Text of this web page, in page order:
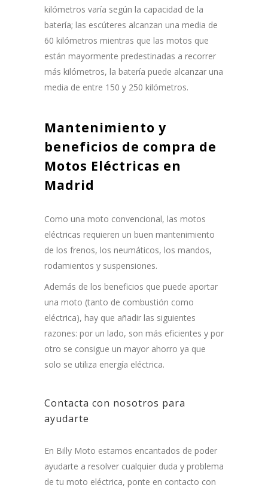
kilómetros varía según la capacidad de la
batería; las escúteres alcanzan una media de
60 kilómetros mientras que las motos que
están mayormente predestinadas a recorrer
más kilómetros, la batería puede alcanzar una
media de entre 150 y 250 kilómetros.
Mantenimiento y
beneficios de compra de
Motos Eléctricas en
Madrid
Como una moto convencional, las motos
eléctricas requieren un buen mantenimiento
de los frenos, los neumáticos, los mandos,
rodamientos y suspensiones.
Además de los beneficios que puede aportar
una moto (tanto de combustión como
eléctrica), hay que añadir las siguientes
razones: por un lado, son más eficientes y por
otro se consigue un mayor ahorro ya que
solo se utiliza energía eléctrica.
Contacta con nosotros para
ayudarte
En Billy Moto estamos encantados de poder
ayudarte a resolver cualquier duda y problema
de tu moto eléctrica, ponte en contacto con